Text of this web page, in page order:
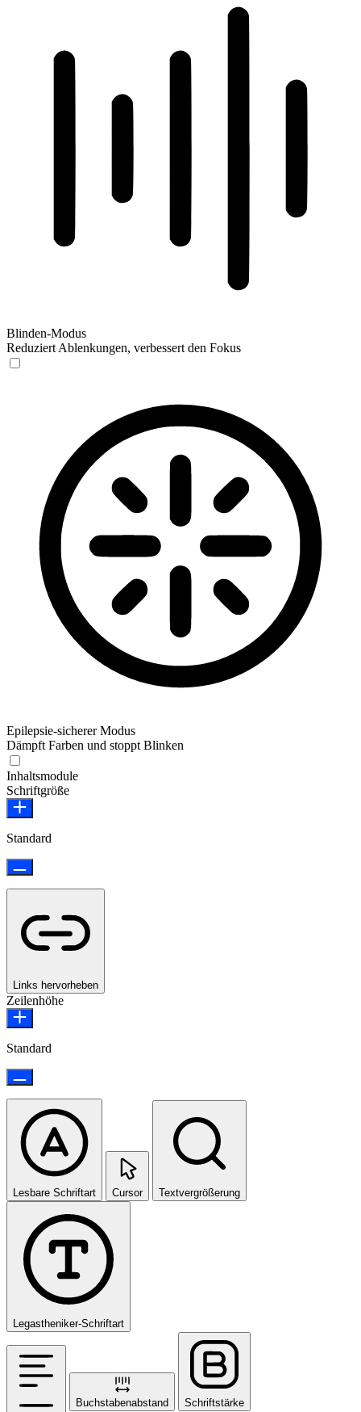
Blinden-Modus
Reduziert Ablenkungen, verbessert den Fokus
Epilepsie-sicherer Modus
Dämpft Farben und stoppt Blinken
Inhaltsmodule
Schriftgröße
Standard
Links hervorheben
Zeilenhöhe
Standard
Lesbare Schriftart Cursor Textvergrößerung
Legastheniker-Schriftart
Buchstabenabstand Schriftstärke